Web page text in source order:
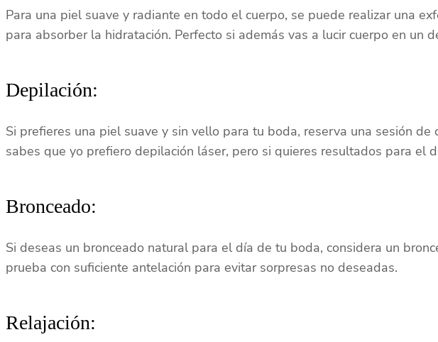
Para una piel suave y radiante en todo el cuerpo, se puede realizar una
para absorber la hidratación. Perfecto si además vas a lucir cuerpo en un
Depilación:
Si prefieres una piel suave y sin vello para tu boda, reserva una sesión
sabes que yo prefiero depilación láser, pero si quieres resultados para el
Bronceado:
Si deseas un bronceado natural para el día de tu boda, considera un
prueba con suficiente antelación para evitar sorpresas no deseadas.
Relajación: